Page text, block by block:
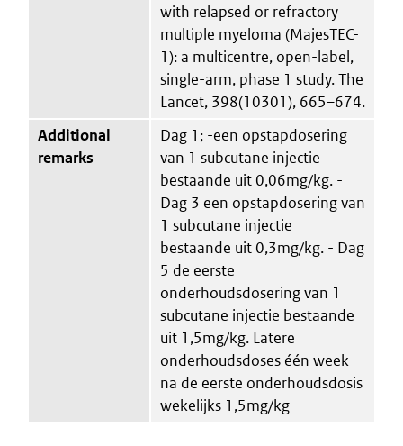
with relapsed or refractory
multiple myeloma (MajesTEC-
1): a multicentre, open-label,
single-arm, phase 1 study. The
Lancet, 398(10301), 665–674.
Additional
remarks
Dag 1; -een opstapdosering
van 1 subcutane injectie
bestaande uit 0,06mg/kg. -
Dag 3 een opstapdosering van
1 subcutane injectie
bestaande uit 0,3mg/kg. - Dag
5 de eerste
onderhoudsdosering van 1
subcutane injectie bestaande
uit 1,5mg/kg. Latere
onderhoudsdoses één week
na de eerste onderhoudsdosis
wekelijks 1,5mg/kg